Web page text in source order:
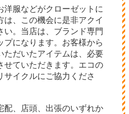
洋服などがクローゼットに
は、この機会に是非アクイ
い。当店は、ブランド専門
プになります。お客様から
ただいたアイテムは、必要
せていただきます。エコの
サイクルにご協力くださ
配、店頭、出張のいずれか